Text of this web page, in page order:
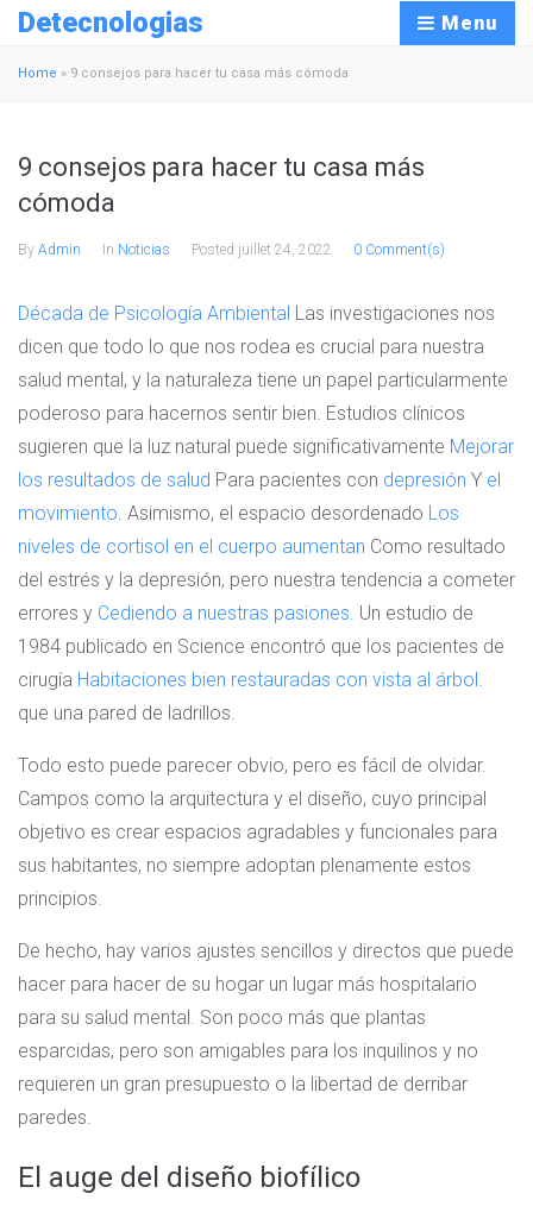
Detecnologias Menu
Home » 9 consejos para hacer tu casa más cómoda
9 consejos para hacer tu casa más
cómoda
By Admin In Noticias Posted juillet 24, 2022 0 Comment(s)
Década de Psicología Ambiental Las investigaciones nos
dicen que todo lo que nos rodea es crucial para nuestra
salud mental, y la naturaleza tiene un papel particularmente
poderoso para hacernos sentir bien. Estudios clínicos
sugieren que la luz natural puede significativamente Mejorar
los resultados de salud Para pacientes con depresión Y el
movimiento. Asimismo, el espacio desordenado Los
niveles de cortisol en el cuerpo aumentan Como resultado
del estrés y la depresión, pero nuestra tendencia a cometer
errores y Cediendo a nuestras pasiones. Un estudio de
1984 publicado en Science encontró que los pacientes de
cirugía Habitaciones bien restauradas con vista al árbol.
que una pared de ladrillos.
Todo esto puede parecer obvio, pero es fácil de olvidar.
Campos como la arquitectura y el diseño, cuyo principal
objetivo es crear espacios agradables y funcionales para
sus habitantes, no siempre adoptan plenamente estos
principios.
De hecho, hay varios ajustes sencillos y directos que puede
hacer para hacer de su hogar un lugar más hospitalario
para su salud mental. Son poco más que plantas
esparcidas, pero son amigables para los inquilinos y no
requieren un gran presupuesto o la libertad de derribar
paredes.
El auge del diseño biofílico